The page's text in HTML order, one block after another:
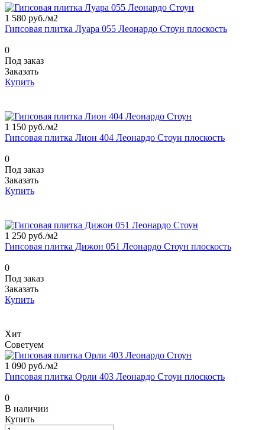
1 580 руб./м2
Гипсовая плитка Луара 055 Леонардо Стоун плоскость
0
Под заказ
Заказать
Купить
1 150 руб./м2
Гипсовая плитка Лион 404 Леонардо Стоун плоскость
0
Под заказ
Заказать
Купить
1 250 руб./м2
Гипсовая плитка Дижон 051 Леонардо Стоун плоскость
0
Под заказ
Заказать
Купить
Хит
Советуем
1 090 руб./м2
Гипсовая плитка Орли 403 Леонардо Стоун плоскость
0
В наличии
Купить